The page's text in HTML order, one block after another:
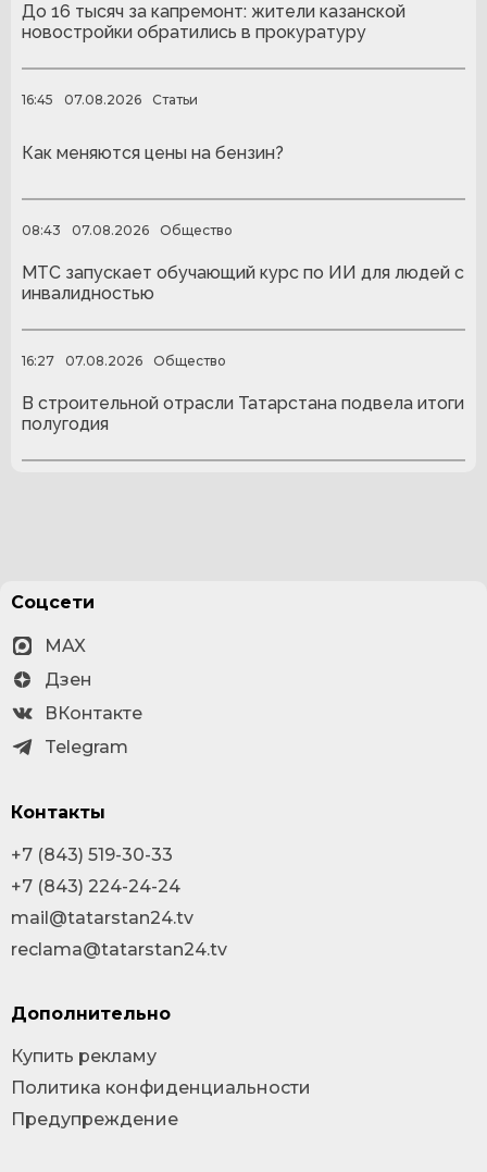
До 16 тысяч за капремонт: жители казанской
новостройки обратились в прокуратуру
16:45 07.08.2026 Статьи
Как меняются цены на бензин?
08:43 07.08.2026 Общество
МТС запускает обучающий курс по ИИ для людей с
инвалидностью
16:27 07.08.2026 Общество
В строительной отрасли Татарстана подвела итоги
полугодия
Соцсети
MAX
Дзен
ВКонтакте
Telegram
Контакты
+7 (843) 519-30-33
+7 (843) 224-24-24
mail@tatarstan24.tv
reclama@tatarstan24.tv
Дополнительно
Купить рекламу
Политика конфиденциальности
Предупреждение